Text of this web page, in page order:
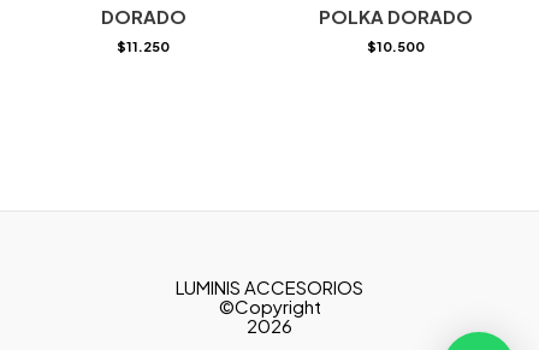
DORADO
$11.250
POLKA DORADO
$10.500
LUMINIS ACCESORIOS
©Copyright
2026